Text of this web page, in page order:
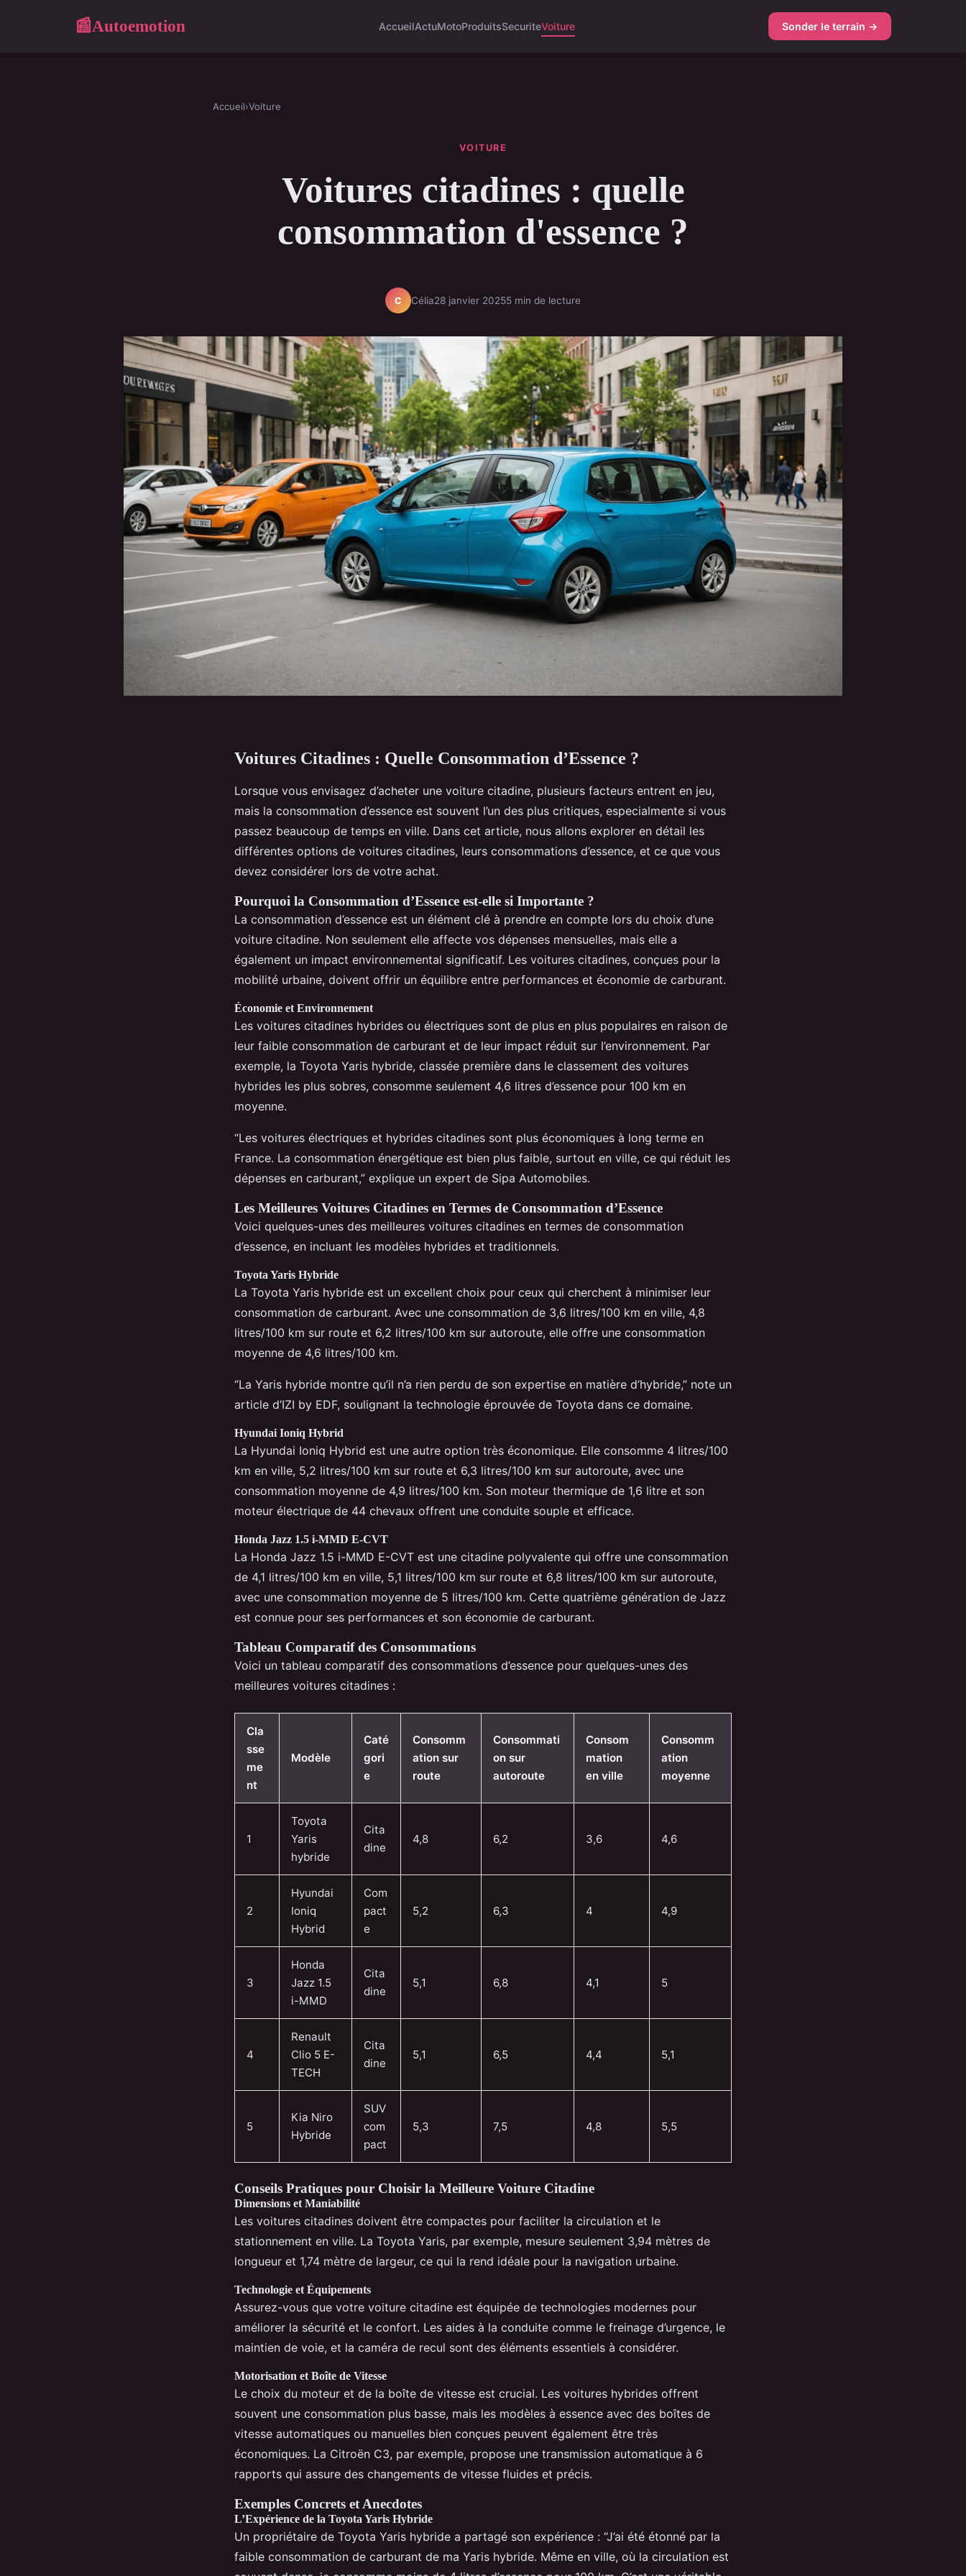
📰Autoemotion AccueilActuMotoProduitsSecuriteVoiture Sonder le terrain →
Accueil›Voiture
VOITURE
Voitures citadines : quelle
consommation d'essence ?
C Célia28 janvier 20255 min de lecture
Voitures Citadines : Quelle Consommation d’Essence ?
Lorsque vous envisagez d’acheter une voiture citadine, plusieurs facteurs entrent en jeu,
mais la consommation d’essence est souvent l’un des plus critiques, especialmente si vous
passez beaucoup de temps en ville. Dans cet article, nous allons explorer en détail les
différentes options de voitures citadines, leurs consommations d’essence, et ce que vous
devez considérer lors de votre achat.
Pourquoi la Consommation d’Essence est-elle si Importante ?
La consommation d’essence est un élément clé à prendre en compte lors du choix d’une
voiture citadine. Non seulement elle affecte vos dépenses mensuelles, mais elle a
également un impact environnemental significatif. Les voitures citadines, conçues pour la
mobilité urbaine, doivent offrir un équilibre entre performances et économie de carburant.
Économie et Environnement
Les voitures citadines hybrides ou électriques sont de plus en plus populaires en raison de
leur faible consommation de carburant et de leur impact réduit sur l’environnement. Par
exemple, la Toyota Yaris hybride, classée première dans le classement des voitures
hybrides les plus sobres, consomme seulement 4,6 litres d’essence pour 100 km en
moyenne.
“Les voitures électriques et hybrides citadines sont plus économiques à long terme en
France. La consommation énergétique est bien plus faible, surtout en ville, ce qui réduit les
dépenses en carburant,” explique un expert de Sipa Automobiles.
Les Meilleures Voitures Citadines en Termes de Consommation d’Essence
Voici quelques-unes des meilleures voitures citadines en termes de consommation
d’essence, en incluant les modèles hybrides et traditionnels.
Toyota Yaris Hybride
La Toyota Yaris hybride est un excellent choix pour ceux qui cherchent à minimiser leur
consommation de carburant. Avec une consommation de 3,6 litres/100 km en ville, 4,8
litres/100 km sur route et 6,2 litres/100 km sur autoroute, elle offre une consommation
moyenne de 4,6 litres/100 km.
“La Yaris hybride montre qu’il n’a rien perdu de son expertise en matière d’hybride,” note un
article d’IZI by EDF, soulignant la technologie éprouvée de Toyota dans ce domaine.
Hyundai Ioniq Hybrid
La Hyundai Ioniq Hybrid est une autre option très économique. Elle consomme 4 litres/100
km en ville, 5,2 litres/100 km sur route et 6,3 litres/100 km sur autoroute, avec une
consommation moyenne de 4,9 litres/100 km. Son moteur thermique de 1,6 litre et son
moteur électrique de 44 chevaux offrent une conduite souple et efficace.
Honda Jazz 1.5 i-MMD E-CVT
La Honda Jazz 1.5 i-MMD E-CVT est une citadine polyvalente qui offre une consommation
de 4,1 litres/100 km en ville, 5,1 litres/100 km sur route et 6,8 litres/100 km sur autoroute,
avec une consommation moyenne de 5 litres/100 km. Cette quatrième génération de Jazz
est connue pour ses performances et son économie de carburant.
Tableau Comparatif des Consommations
Voici un tableau comparatif des consommations d’essence pour quelques-unes des
meilleures voitures citadines :
Cla
sse
me
nt
Modèle
Caté
gori
e
Consomm
ation sur
route
Consommati
on sur
autoroute
Consom
mation
en ville
Consomm
ation
moyenne
1
Toyota
Yaris
hybride
Cita
dine
4,8 6,2 3,6 4,6
2
Hyundai
Ioniq
Hybrid
Com
pact
e
5,2 6,3 4 4,9
3
Honda
Jazz 1.5
i-MMD
Cita
dine
5,1 6,8 4,1 5
4
Renault
Clio 5 E-
TECH
Cita
dine
5,1 6,5 4,4 5,1
5
Kia Niro
Hybride
SUV
com
pact
5,3 7,5 4,8 5,5
Conseils Pratiques pour Choisir la Meilleure Voiture Citadine
Dimensions et Maniabilité
Les voitures citadines doivent être compactes pour faciliter la circulation et le
stationnement en ville. La Toyota Yaris, par exemple, mesure seulement 3,94 mètres de
longueur et 1,74 mètre de largeur, ce qui la rend idéale pour la navigation urbaine.
Technologie et Équipements
Assurez-vous que votre voiture citadine est équipée de technologies modernes pour
améliorer la sécurité et le confort. Les aides à la conduite comme le freinage d’urgence, le
maintien de voie, et la caméra de recul sont des éléments essentiels à considérer.
Motorisation et Boîte de Vitesse
Le choix du moteur et de la boîte de vitesse est crucial. Les voitures hybrides offrent
souvent une consommation plus basse, mais les modèles à essence avec des boîtes de
vitesse automatiques ou manuelles bien conçues peuvent également être très
économiques. La Citroën C3, par exemple, propose une transmission automatique à 6
rapports qui assure des changements de vitesse fluides et précis.
Exemples Concrets et Anecdotes
L’Expérience de la Toyota Yaris Hybride
Un propriétaire de Toyota Yaris hybride a partagé son expérience : “J’ai été étonné par la
faible consommation de carburant de ma Yaris hybride. Même en ville, où la circulation est